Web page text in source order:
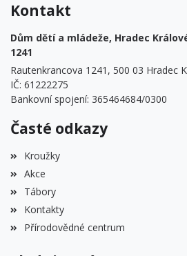
Kontakt
Dům dětí a mládeže, Hradec
1241
Rautenkrancova 1241, 500 03 Hradec
IČ: 61222275
Bankovní spojení: 365464684/0300
Časté odkazy
Kroužky
Akce
Tábory
Kontakty
Přírodovědné centrum